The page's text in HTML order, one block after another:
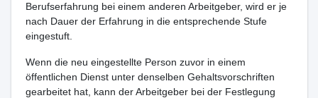
Berufserfahrung bei einem anderen Arbeitgeber, wird er je
nach Dauer der Erfahrung in die entsprechende Stufe
eingestuft.
Wenn die neu eingestellte Person zuvor in einem
öffentlichen Dienst unter denselben Gehaltsvorschriften
gearbeitet hat, kann der Arbeitgeber bei der Festlegung